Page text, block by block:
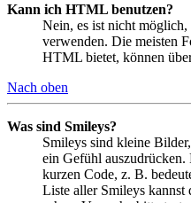
Kann ich HTML benutzen?
Nein, es ist nicht
verwenden. Die meisten
HTML bietet, können
Nach oben
Was sind Smileys?
Smileys sind kleine
ein Gefühl auszudrücken.
kurzen Code, z. B.
Liste aller Smileys kannst